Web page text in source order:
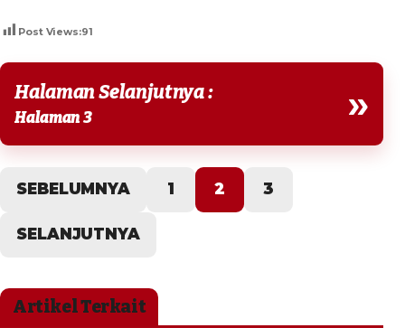
Post Views:91
Halaman Selanjutnya :
Halaman 3 »
SEBELUMNYA 1 2 3
SELANJUTNYA
Artikel Terkait